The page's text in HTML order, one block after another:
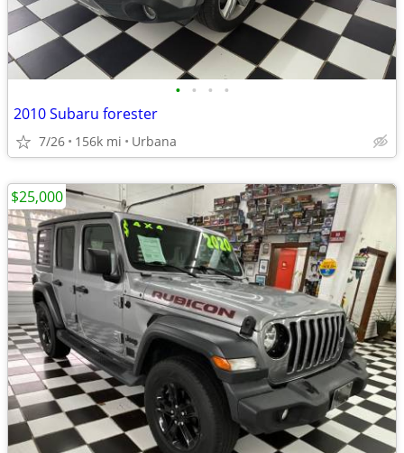
• • • •
2010 Subaru forester
7/26 156k mi Urbana
$25,000